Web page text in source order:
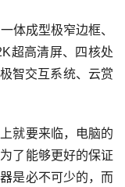
成型极窄边框、
超高清屏、四核处
智交互系统、云赏
就要来临，电脑的
了能够更好的保证
是必不可少的，而